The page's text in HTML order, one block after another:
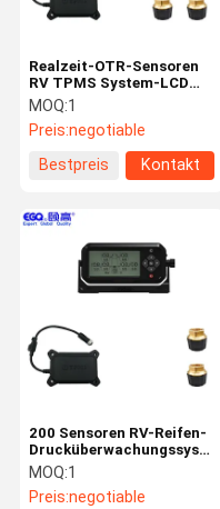
Realzeit-OTR-Sensoren
RV TPMS System-LCD
Segmentanzeige 203psi
System des Auto-TPMS
MOQ:1
Preis:negotiable
Bestpreis
Kontakt
200 Sensoren RV-Reifen-
Drucküberwachungssystem
P/in 2 Rad-OTR
MOQ:1
Preis:negotiable